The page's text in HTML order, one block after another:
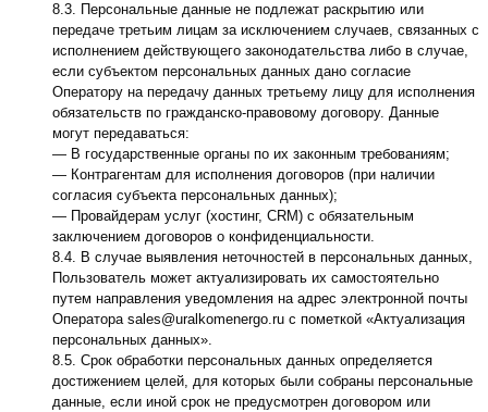
8.3. Персональные данные не подлежат раскрытию или
передаче третьим лицам за исключением случаев, связанных с
исполнением действующего законодательства либо в случае,
если субъектом персональных данных дано согласие
Оператору на передачу данных третьему лицу для исполнения
обязательств по гражданско-правовому договору. Данные
могут передаваться:
— В государственные органы по их законным требованиям;
— Контрагентам для исполнения договоров (при наличии
согласия субъекта персональных данных);
— Провайдерам услуг (хостинг, CRM) с обязательным
заключением договоров о конфиденциальности.
8.4. В случае выявления неточностей в персональных данных,
Пользователь может актуализировать их самостоятельно
путем направления уведомления на адрес электронной почты
Оператора sales@uralkomenergo.ru с пометкой «Актуализация
персональных данных».
8.5. Срок обработки персональных данных определяется
достижением целей, для которых были собраны персональные
данные, если иной срок не предусмотрен договором или